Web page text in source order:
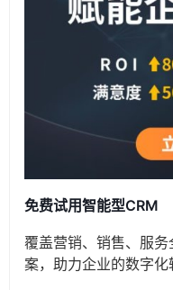
免费试用智能型CRM
覆盖营销、销售、服
案，助力企业的数字化